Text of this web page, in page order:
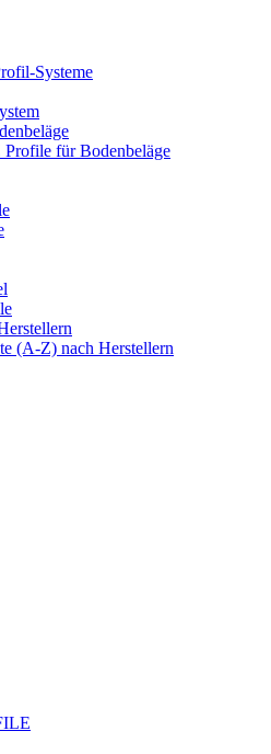
Systeme
für Bodenbeläge
(A-Z) nach Herstellern